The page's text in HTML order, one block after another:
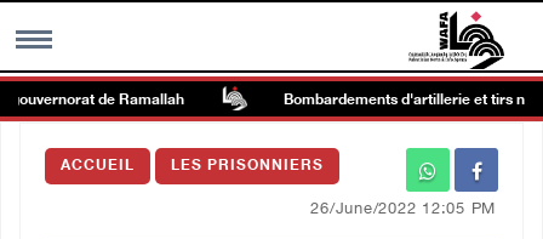
MENU
Galerie d’images
de Ramallah Bombardements d'artillerie et tirs
ACCUEIL LES PRISONNIERS
26/June/2022 12:05 PM